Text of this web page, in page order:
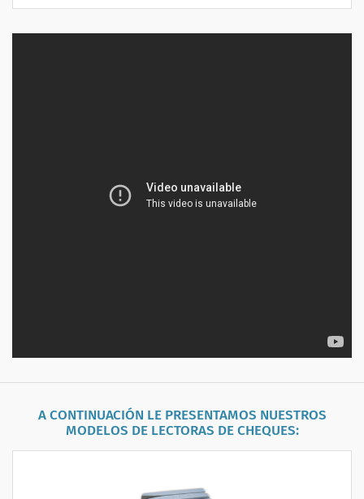
A CONTINUACIÓN LE PRESENTAMOS NUESTROS
MODELOS DE LECTORAS DE CHEQUES: